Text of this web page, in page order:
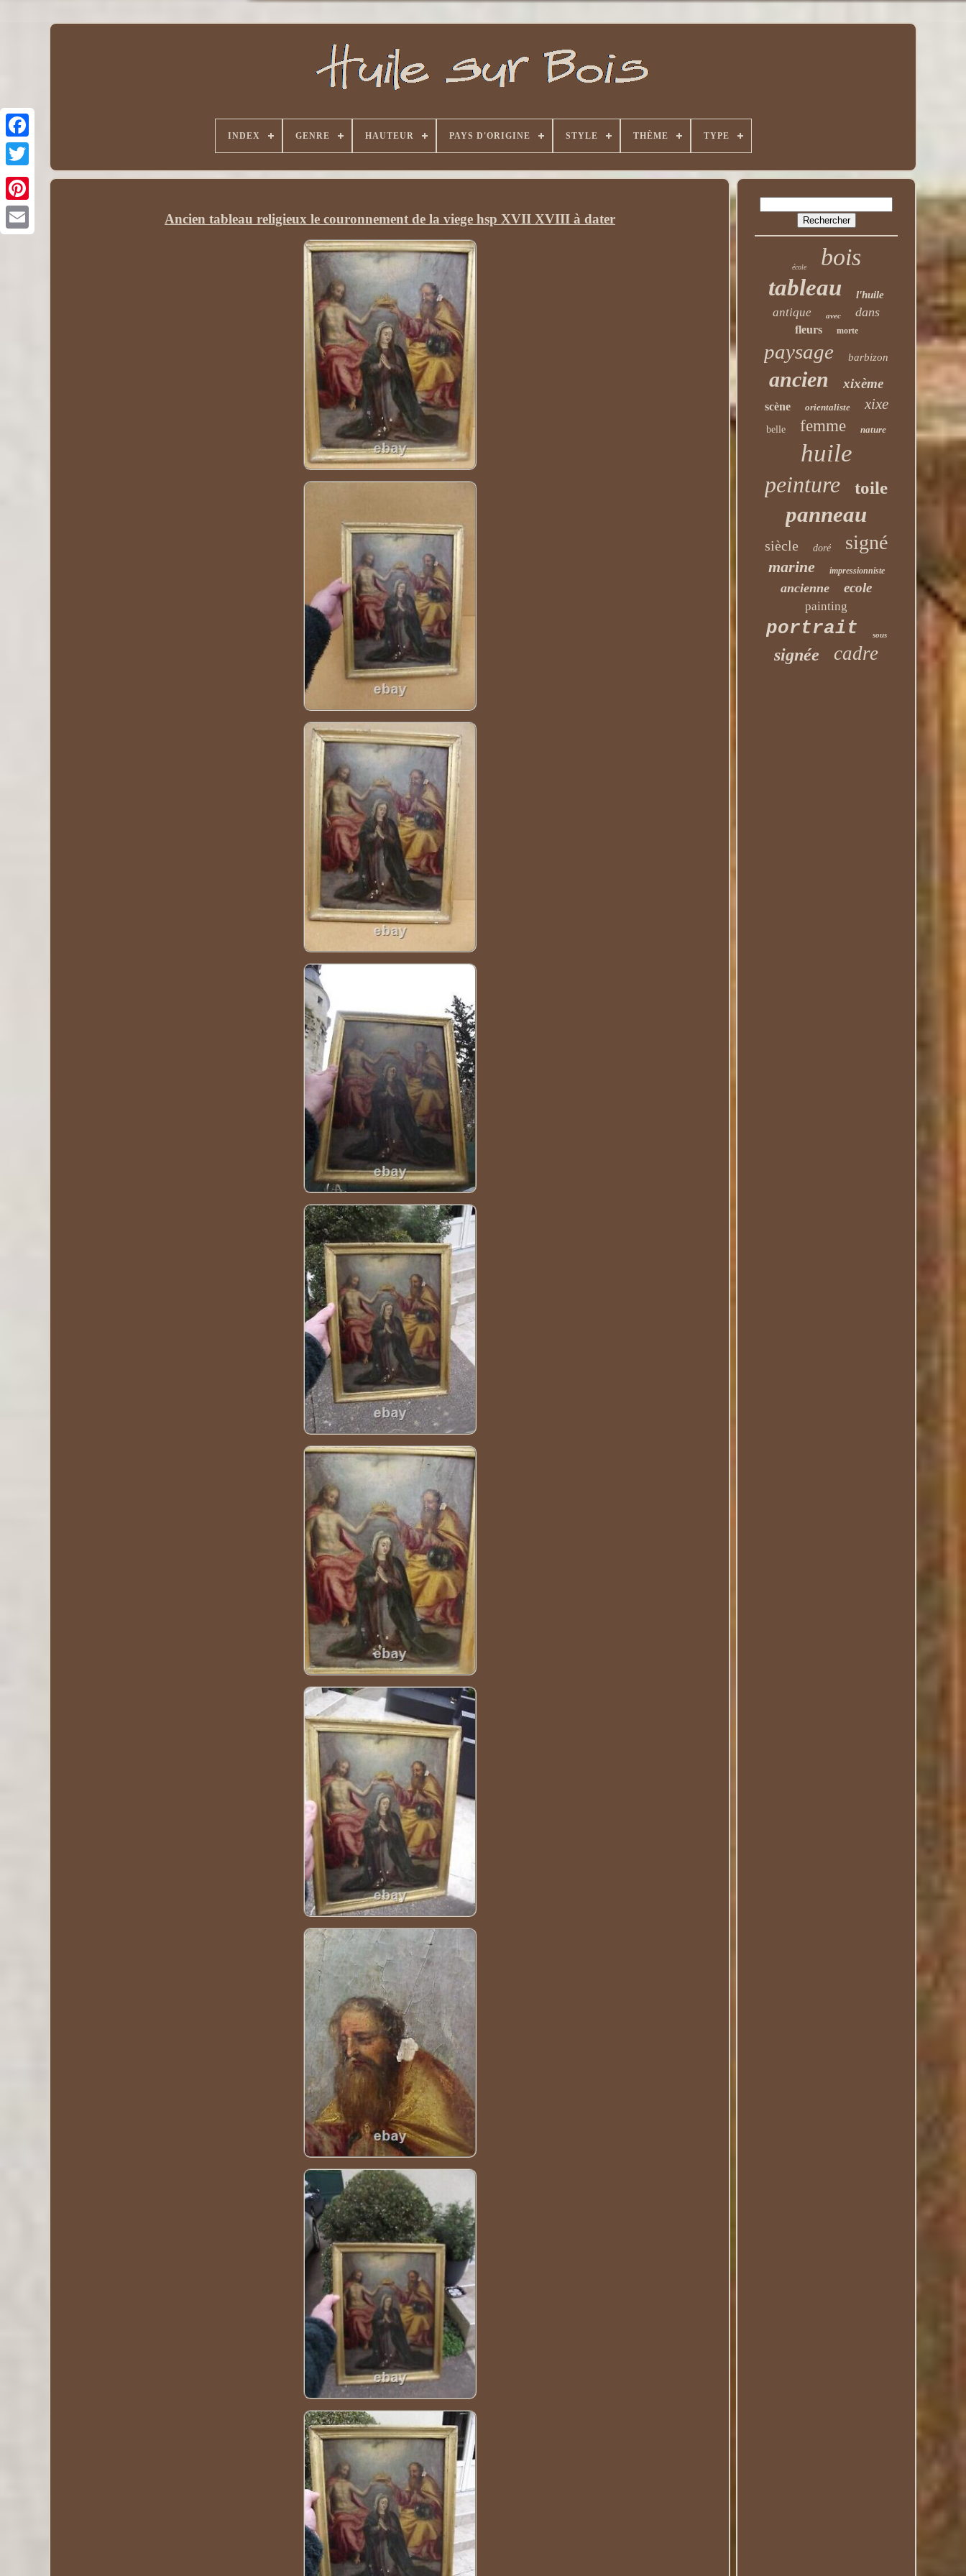
INDEX GENRE HAUTEUR PAYS D'ORIGINE STYLE THÈME TYPE
Ancien tableau religieux le couronnement de la viege hsp XVII XVIII à dater
école bois
tableau l'huile
antique avec dans
fleurs morte
paysage barbizon
ancien xixème
scène orientaliste xixe
belle femme nature
huile
peinture toile
panneau
siècle doré signé
marine impressionniste
ancienne ecole
painting
portrait sous
signée cadre